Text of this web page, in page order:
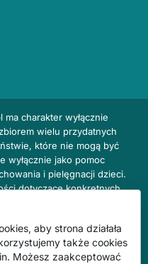
ma charakter wyłącznie
wielu przydatnych
które nie mogą być
wyłącznie jako pomoc
i pielęgnacji dzieci.
dotyczące konkretnych
z prowadzącym
specjalistą w danej
za treść reklam,
prawnych ani
wyniknąć na skutek
aby strona działała
także cookies
Możesz zaakceptować